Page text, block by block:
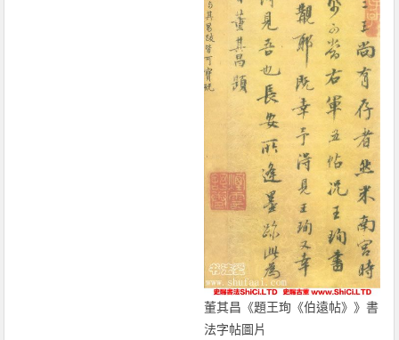
董其昌《題王珣《伯遠帖》》書
法字帖圖片